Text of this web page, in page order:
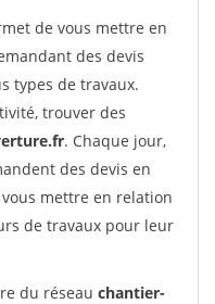
de vous mettre en
des devis
types de travaux.
trouver des
. Chaque jour,
des devis en
mettre en relation
de travaux pour leur
du réseau chantier-